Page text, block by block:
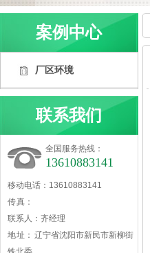
案例中心
厂区环境
联系我们
全国服务热线：
13610883141
移动电话：13610883141
传 真：
联系人：齐经理
地 址： 辽宁省沈阳市新民市新柳街